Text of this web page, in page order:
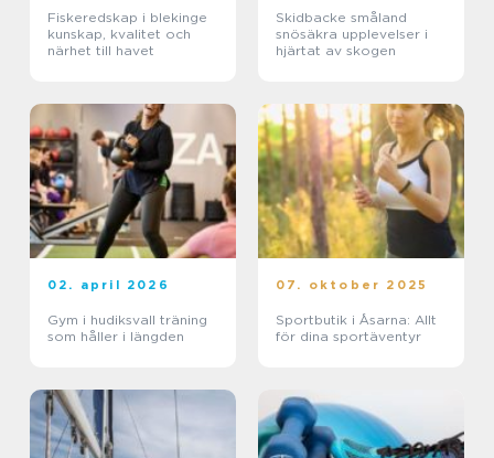
Fiskeredskap i blekinge
kunskap, kvalitet och
närhet till havet
Skidbacke småland
snösäkra upplevelser i
hjärtat av skogen
02. april 2026
Gym i hudiksvall träning
som håller i längden
07. oktober 2025
Sportbutik i Åsarna: Allt
för dina sportäventyr